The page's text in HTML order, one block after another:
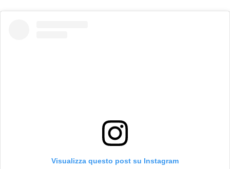
Visualizza questo post su Instagram